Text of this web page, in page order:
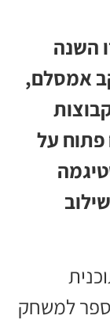
השנה
אמסלם,
על
למשחק